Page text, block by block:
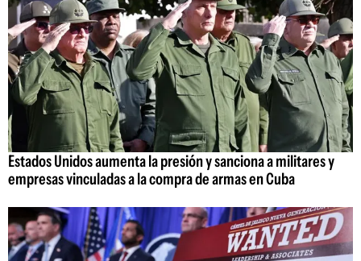
Estados Unidos aumenta la presión y sanciona a militares y
empresas vinculadas a la compra de armas en Cuba